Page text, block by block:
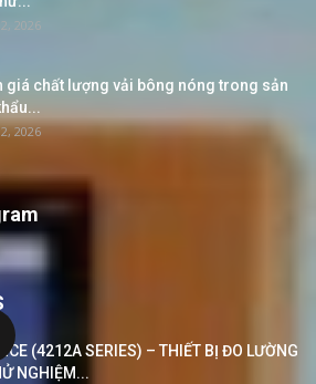
2026
giá chất lượng vải bông nóng trong sản
2026
(4212A SERIES) – THIẾT BỊ ĐO LƯỜNG
NGHIỆM...